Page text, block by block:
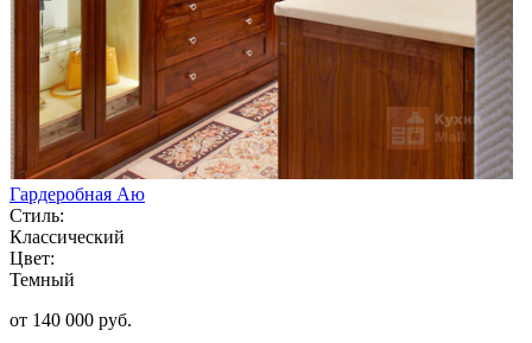
Гардеробная Аю
Стиль:
Классический
Цвет:
Темный
от 140 000 руб.